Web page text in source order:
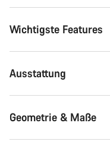
Wichtigste Features
Ausstattung
Geometrie & Maße